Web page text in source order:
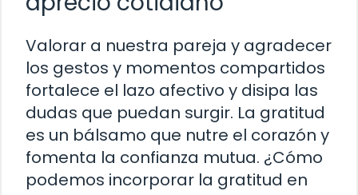
Valorar a nuestra pareja y agradecer
los gestos y momentos compartidos
fortalece el lazo afectivo y disipa las
dudas que puedan surgir. La gratitud
es un bálsamo que nutre el corazón y
fomenta la confianza mutua. ¿Cómo
podemos incorporar la gratitud en